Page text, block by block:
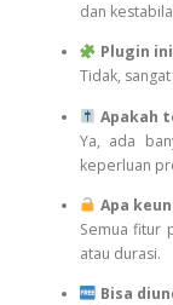
dan
Plugin
Tidak,
Apakah
Ya, ada
keperluan
Apa
Semua fitur
atau durasi.
Bisa